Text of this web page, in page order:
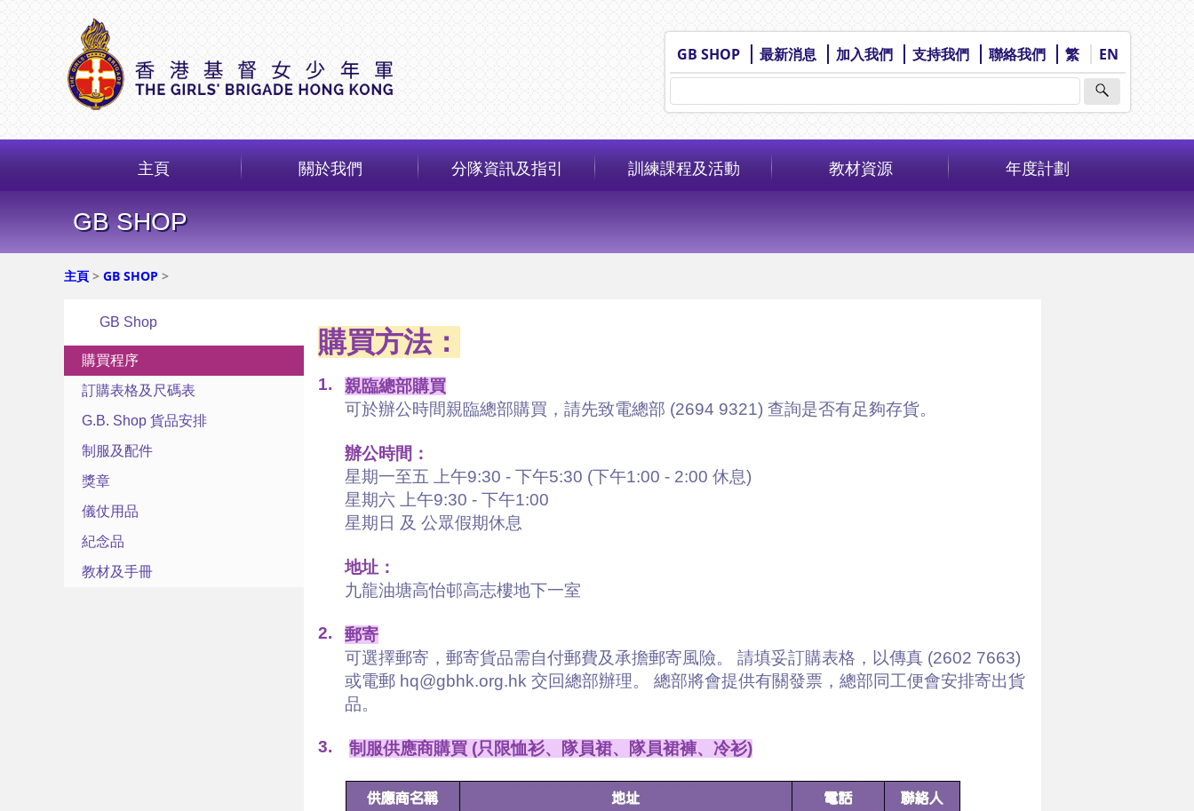
GB SHOP 最新消息 加入我們 支持我們 聯絡我們 繁 EN
主頁 關於我們 分隊資訊及指引 訓練課程及活動 教材資源 年度計劃
GB SHOP
主頁 > GB SHOP >
GB Shop
購買程序
訂購表格及尺碼表
G.B. Shop 貨品安排
制服及配件
獎章
儀仗用品
紀念品
教材及手冊
購買方法：
1.
親臨總部購買
可於辦公時間親臨總部購買，請先致電總部 (2694 9321) 查詢是否有足夠存貨。
辦公時間：
星期一至五 上午9:30 - 下午5:30 (下午1:00 - 2:00 休息)
星期六 上午9:30 - 下午1:00
星期日 及 公眾假期休息
地址：
九龍油塘高怡邨高志樓地下一室
2.
郵寄
可選擇郵寄，郵寄貨品需自付郵費及承擔郵寄風險。 請填妥訂購表格，以傳真 (2602 7663)
或電郵 hq@gbhk.org.hk 交回總部辦理。 總部將會提供有關發票，總部同工便會安排寄出貨
品。
3. 制服供應商購買 (只限恤衫、隊員裙、隊員裙褲、冷衫)